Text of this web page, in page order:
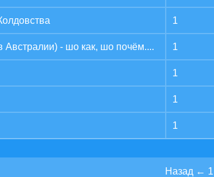
1
Австралии) - шо как, шо почём.... 1
1
1
1
Назад ← 1